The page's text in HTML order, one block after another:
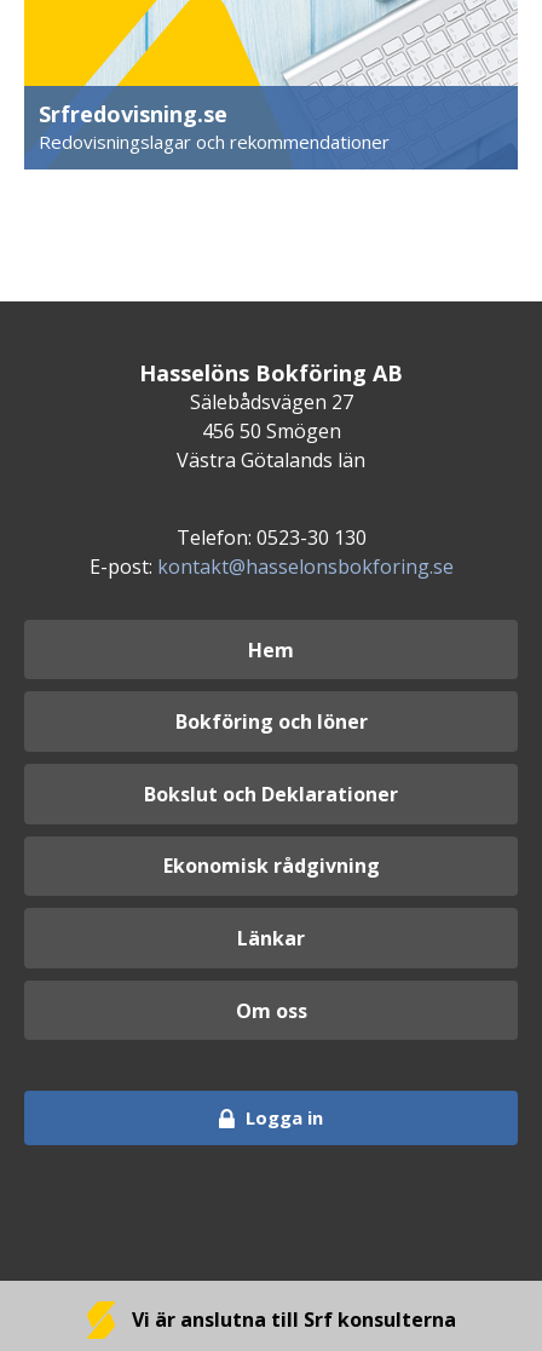
Srfredovisning.se
Redovisningslagar och rekommendationer
Hasselöns Bokföring AB
Sälebådsvägen 27
456 50 Smögen
Västra Götalands län
Telefon: 0523-30 130
E-post: kontakt@hasselonsbokforing.se
Hem
Bokföring och löner
Bokslut och Deklarationer
Ekonomisk rådgivning
Länkar
Om oss
Logga in
Vi är anslutna till Srf konsulterna